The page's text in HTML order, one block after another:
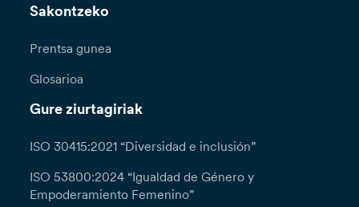
Sakontzeko
Prentsa gunea
Glosarioa
Gure ziurtagiriak
ISO 30415:2021 “Diversidad e inclusión”
ISO 53800:2024 “Igualdad de Género y
Empoderamiento Femenino”